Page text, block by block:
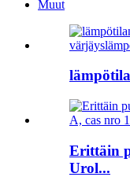
Muut
Erittäin
Urol...